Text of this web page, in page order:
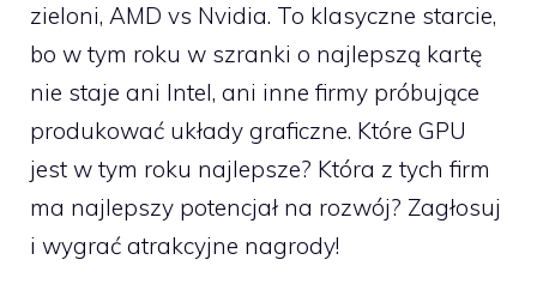
zieloni, AMD vs Nvidia. To klasyczne starcie,
bo w tym roku w szranki o najlepszą kartę
nie staje ani Intel, ani inne firmy próbujące
produkować układy graficzne. Które GPU
jest w tym roku najlepsze? Która z tych firm
ma najlepszy potencjał na rozwój? Zagłosuj
i wygrać atrakcyjne nagrody!